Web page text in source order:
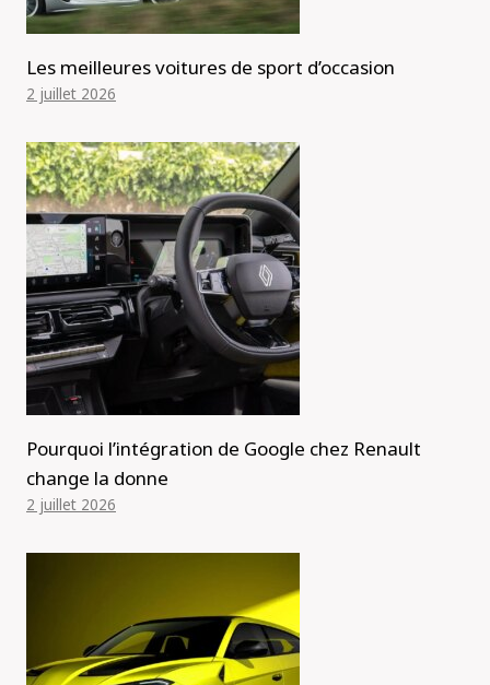
Les meilleures voitures de sport d’occasion
2 juillet 2026
Pourquoi l’intégration de Google chez Renault
change la donne
2 juillet 2026